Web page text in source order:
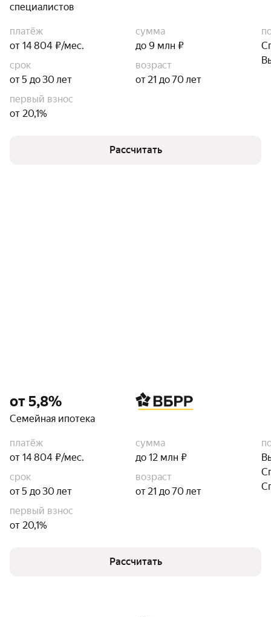
специалистов
платёж
от 14 804 ₽/мес.
сумма
до 9 млн ₽
срок
от 5 до 30 лет
возраст
от 21 до 70 лет
первый взнос
от 20,1%
Рассчитать
от 5,8%
Семейная ипотека
платёж
от 14 804 ₽/мес.
сумма
до 12 млн ₽
срок
от 5 до 30 лет
возраст
от 21 до 70 лет
первый взнос
от 20,1%
Рассчитать